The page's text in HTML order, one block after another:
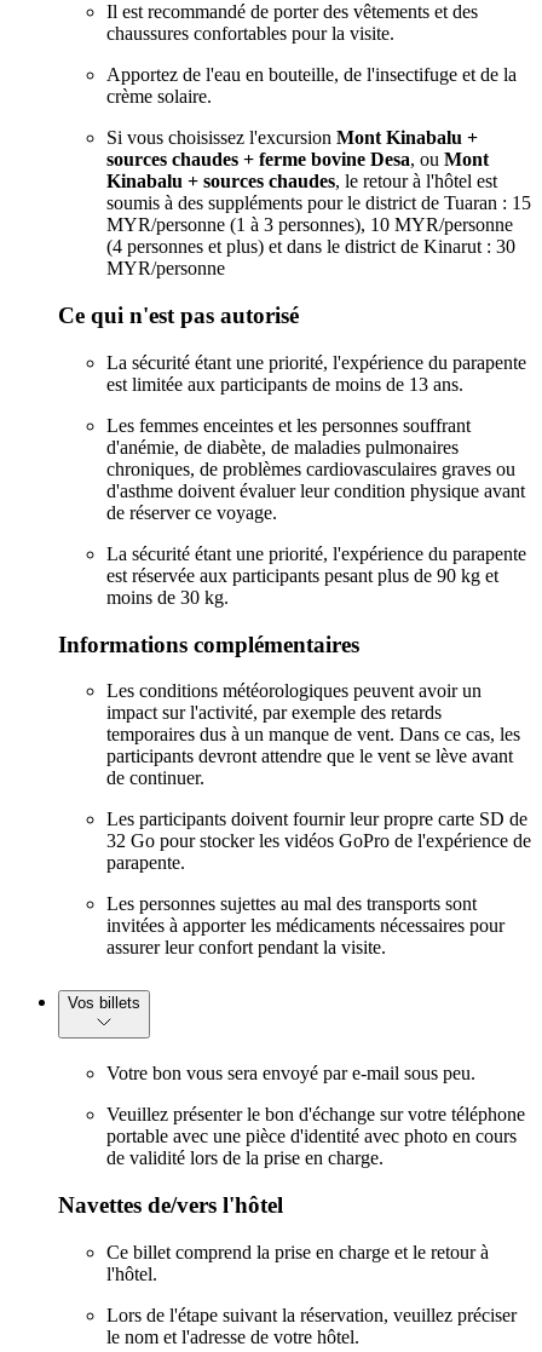
Il est recommandé de porter des vêtements et des
chaussures confortables pour la visite.
Apportez de l'eau en bouteille, de l'insectifuge et de la
crème solaire.
Si vous choisissez l'excursion Mont Kinabalu +
sources chaudes + ferme bovine Desa, ou Mont
Kinabalu + sources chaudes, le retour à l'hôtel est
soumis à des suppléments pour le district de Tuaran : 15
MYR/personne (1 à 3 personnes), 10 MYR/personne
(4 personnes et plus) et dans le district de Kinarut : 30
MYR/personne
Ce qui n'est pas autorisé
La sécurité étant une priorité, l'expérience du parapente
est limitée aux participants de moins de 13 ans.
Les femmes enceintes et les personnes souffrant
d'anémie, de diabète, de maladies pulmonaires
chroniques, de problèmes cardiovasculaires graves ou
d'asthme doivent évaluer leur condition physique avant
de réserver ce voyage.
La sécurité étant une priorité, l'expérience du parapente
est réservée aux participants pesant plus de 90 kg et
moins de 30 kg.
Informations complémentaires
Les conditions météorologiques peuvent avoir un
impact sur l'activité, par exemple des retards
temporaires dus à un manque de vent. Dans ce cas, les
participants devront attendre que le vent se lève avant
de continuer.
Les participants doivent fournir leur propre carte SD de
32 Go pour stocker les vidéos GoPro de l'expérience de
parapente.
Les personnes sujettes au mal des transports sont
invitées à apporter les médicaments nécessaires pour
assurer leur confort pendant la visite.
Vos billets
Votre bon vous sera envoyé par e-mail sous peu.
Veuillez présenter le bon d'échange sur votre téléphone
portable avec une pièce d'identité avec photo en cours
de validité lors de la prise en charge.
Navettes de/vers l'hôtel
Ce billet comprend la prise en charge et le retour à
l'hôtel.
Lors de l'étape suivant la réservation, veuillez préciser
le nom et l'adresse de votre hôtel.